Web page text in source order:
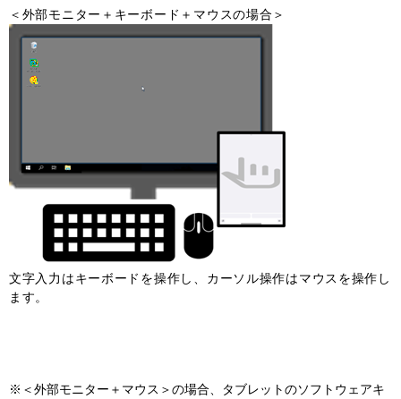
＜外部モニター＋キーボード＋マウスの場合＞
文字入力はキーボードを操作し、カーソル操作はマウスを操作し
ます。
※＜外部モニター＋マウス＞の場合、タブレットのソフトウェアキ